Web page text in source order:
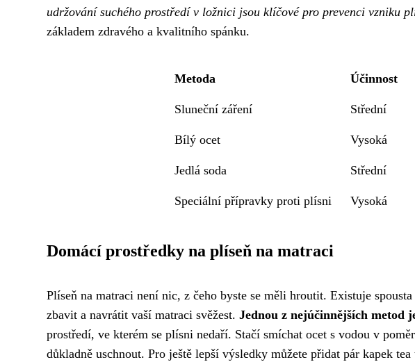
udržování suchého prostředí v ložnici jsou klíčové pro prevenci vzniku
základem zdravého a kvalitního spánku.
Metoda Účinnost
Sluneční záření Střední
Bílý ocet Vysoká
Jedlá soda Střední
Speciální přípravky proti plísni Vysoká
Domácí prostředky na plíseň na matraci
Plíseň na matraci není nic, z čeho byste se měli hroutit. Existuje
zbavit a navrátit vaší matraci svěžest. Jednou z nejúčinnějších metod
prostředí, ve kterém se plísni nedaří. Stačí smíchat ocet s vodou v
důkladně uschnout. Pro ještě lepší výsledky můžete přidat pár kapek